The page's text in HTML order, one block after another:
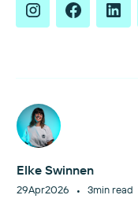
Elke Swinnen
29Apr2026 • 3min read